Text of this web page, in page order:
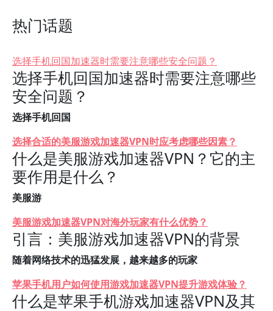
热门话题
选择手机回国加速器时需要注意哪些安全问题？
选择手机回国加速器时需要注意哪些
安全问题？
选择手机回国
选择合适的美服游戏加速器VPN时应考虑哪些因素？
什么是美服游戏加速器VPN？它的主
要作用是什么？
美服游
美服游戏加速器VPN对海外玩家有什么优势？
引言：美服游戏加速器VPN的背景
随着网络技术的迅猛发展，越来越多的玩家
苹果手机用户如何使用游戏加速器VPN提升游戏体验？
什么是苹果手机游戏加速器VPN及其